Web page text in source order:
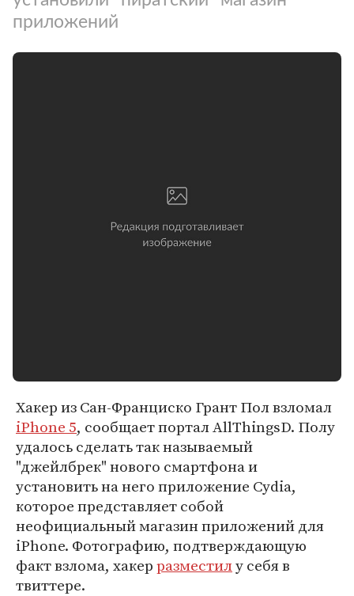
приложений
Хакер из Сан-Франциско Грант Пол взломал
iPhone 5, сообщает портал AllThingsD. Полу
удалось сделать так называемый
"джейлбрек" нового смартфона и
установить на него приложение Cydia,
которое представляет собой
неофициальный магазин приложений для
iPhone. Фотографию, подтверждающую
факт взлома, хакерразместилу себя в
твиттере.